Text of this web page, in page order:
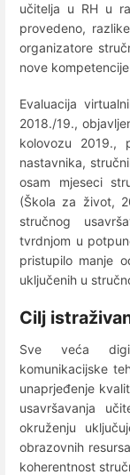
učitelja u RH u
provedeno,
organizatore
nove
Evaluacija
2018./19.,
kolovozu 2019.,
nastavnika,
osam mjeseci
(Škola za život,
stručnog
tvrdnjom u
pristupilo manje
uključenih u
Cilj
Sve veća
komunikacijske
unaprjeđenje
usavršavanja
okruženju
obrazovnih
koherentnost